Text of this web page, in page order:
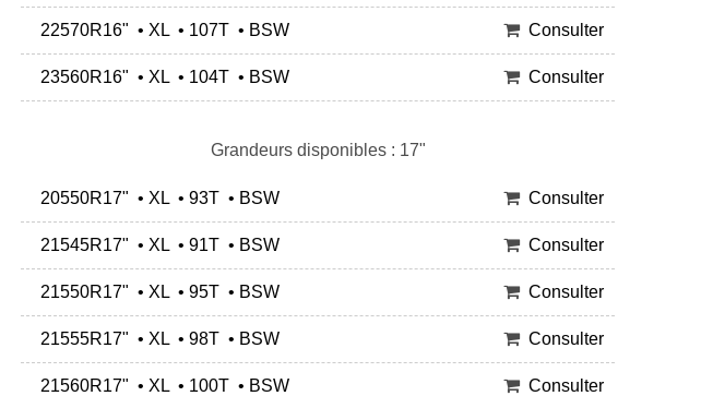
22570R16" • XL • 107T • BSW Consulter
23560R16" • XL • 104T • BSW Consulter
Grandeurs disponibles : 17"
20550R17" • XL • 93T • BSW Consulter
21545R17" • XL • 91T • BSW Consulter
21550R17" • XL • 95T • BSW Consulter
21555R17" • XL • 98T • BSW Consulter
21560R17" • XL • 100T • BSW Consulter